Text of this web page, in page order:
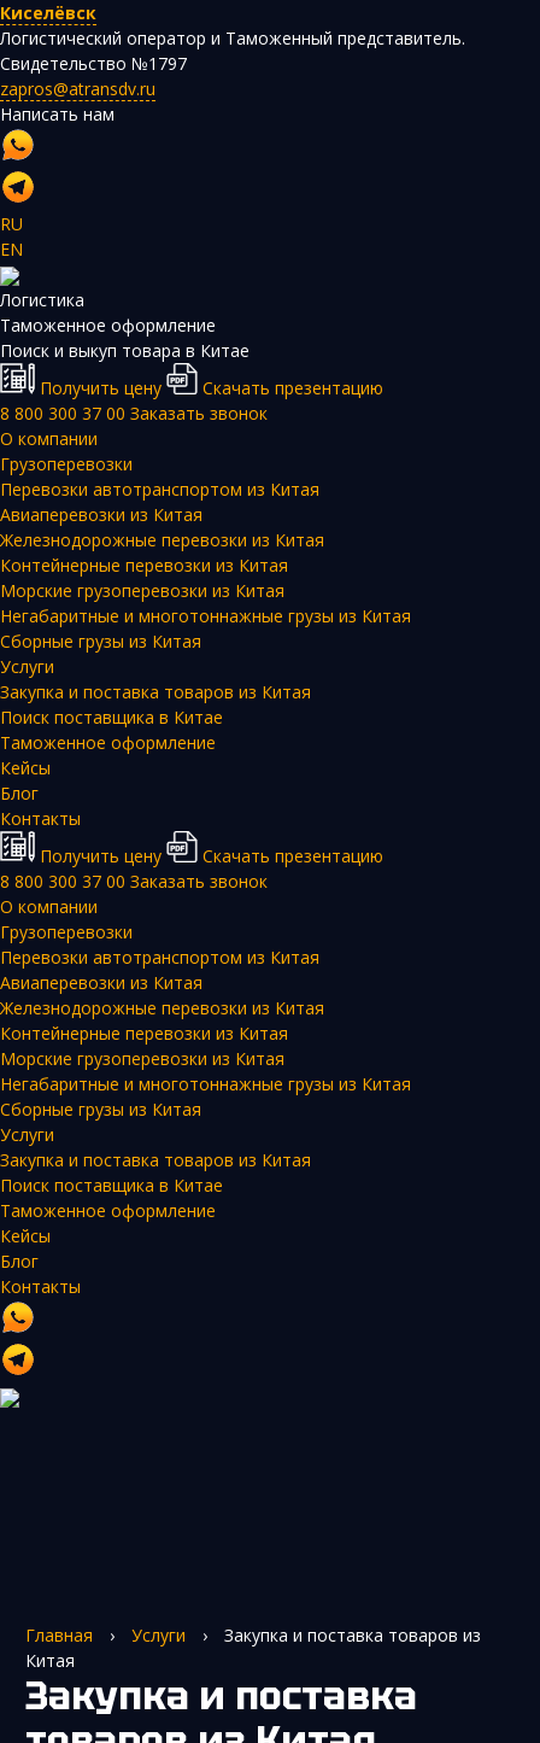
Киселёвск
Логистический оператор и Таможенный представитель.
Свидетельство №1797
zapros@atransdv.ru
Написать нам
RU
EN
Логистика
Таможенное оформление
Поиск и выкуп товара в Китае
Получить цену
Скачать презентацию
8 800 300 37 00 Заказать звонок
О компании
Грузоперевозки
Перевозки автотранспортом из Китая
Авиаперевозки из Китая
Железнодорожные перевозки из Китая
Контейнерные перевозки из Китая
Морские грузоперевозки из Китая
Негабаритные и многотоннажные грузы из Китая
Сборные грузы из Китая
Услуги
Закупка и поставка товаров из Китая
Поиск поставщика в Китае
Таможенное оформление
Кейсы
Блог
Контакты
Получить цену
Скачать презентацию
8 800 300 37 00 Заказать звонок
О компании
Грузоперевозки
Перевозки автотранспортом из Китая
Авиаперевозки из Китая
Железнодорожные перевозки из Китая
Контейнерные перевозки из Китая
Морские грузоперевозки из Китая
Негабаритные и многотоннажные грузы из Китая
Сборные грузы из Китая
Услуги
Закупка и поставка товаров из Китая
Поиск поставщика в Китае
Таможенное оформление
Кейсы
Блог
Контакты
Главная › Услуги ›
Закупка и поставка товаров из
Китая
Закупка и поставка